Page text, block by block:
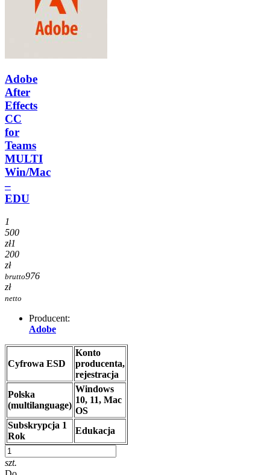
Adobe
After
Effects
CC
for
Teams
MULTI
Win/Mac
–
EDU
1
500
zł1
200
zł
brutto976
zł
netto
Producent:
Adobe
Cyfrowa ESD
Konto
producenta,
rejestracja
Polska
(multilanguage)
Windows
10, 11, Mac
OS
Subskrypcja 1
Rok
Edukacja
szt.